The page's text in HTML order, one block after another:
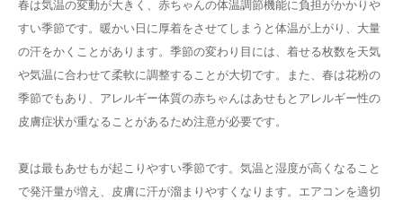
春は気温の変動が大きく、赤ちゃんの体温調節機能に負担がかかりや
すい季節です。暖かい日に厚着をさせてしまうと体温が上がり、大量
の汗をかくことがあります。季節の変わり目には、着せる枚数を天気
や気温に合わせて柔軟に調整することが大切です。また、春は花粉の
季節でもあり、アレルギー体質の赤ちゃんはあせもとアレルギー性の
皮膚症状が重なることがあるため注意が必要です。
夏は最もあせもが起こりやすい季節です。気温と湿度が高くなること
で発汗量が増え、皮膚に汗が溜まりやすくなります。エアコンを適切